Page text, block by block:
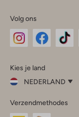
Volg ons
InstagramFacebook
Kies je land
NEDERLAND
je
land
Verzendmethodes